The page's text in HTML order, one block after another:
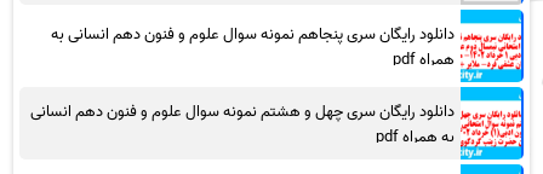
دانلود رایگان سری پنجاهم نمونه سوال علوم و فنون دهم انسانی به
همراه pdf
دانلود رایگان سری چهل و هشتم نمونه سوال علوم و فنون دهم انسانی
به همراه pdf